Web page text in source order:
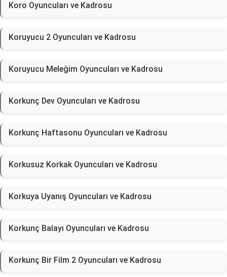
Koro Oyuncuları ve Kadrosu
Koruyucu 2 Oyuncuları ve Kadrosu
Koruyucu Meleğim Oyuncuları ve Kadrosu
Korkunç Dev Oyuncuları ve Kadrosu
Korkunç Haftasonu Oyuncuları ve Kadrosu
Korkusuz Korkak Oyuncuları ve Kadrosu
Korkuya Uyanış Oyuncuları ve Kadrosu
Korkunç Balayı Oyuncuları ve Kadrosu
Korkunç Bir Film 2 Oyuncuları ve Kadrosu